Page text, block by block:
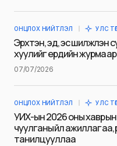
Сэтгэгдэл*
ОНЦЛОХ НИЙТЛЭЛ УЛС
Эрхтэн, эд, эс шилжүүлэн
хуулийг ердийн
07/07/2026
ОНЦЛОХ НИЙТЛЭЛ УЛС
УИХ-ын 2026 оны
чуулганы үйл ажиллагаа,
танилцууллаа